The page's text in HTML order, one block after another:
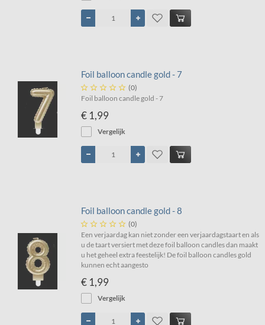
Foil balloon candle gold - 7
     (0)
Foil balloon candle gold - 7
€ 1,99
Vergelijk
Foil balloon candle gold - 8
     (0)
Een verjaardag kan niet zonder een verjaardagstaart en als
u de taart versiert met deze foil balloon candles dan maakt
u het geheel extra feestelijk! De foil balloon candles gold
kunnen echt aangesto
€ 1,99
Vergelijk